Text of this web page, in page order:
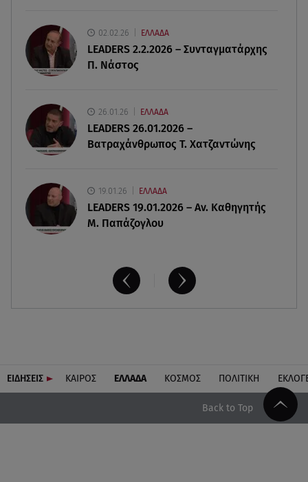
06.08.26 , 18:30
Ελενα Τσαβαλιά: Η throwback φωτογραφία της
με μπικίνι!
06.08.26 , 18:12
Τουρισμός για Όλους 2026-2027: Ποια ΑΦΜ
κάνουν σήμερα αίτηση
02.02.26 ΕΛΛΑΔΑ
LEADERS 2.2.2026 – Συνταγματάρχης
Π. Νάστος
26.01.26 ΕΛΛΑΔΑ
LEADERS 26.01.2026 –
Βατραχάνθρωπος Τ. Χατζαντώνης
19.01.26 ΕΛΛΑΔΑ
LEADERS 19.01.2026 – Αν. Καθηγητής
Μ. Παπάζογλου
ΕΙΔΗΣΕΙΣ ΚΑΙΡΟΣ ΕΛΛΑΔΑ ΚΟΣΜΟΣ ΠΟΛΙΤΙΚΗ
Back to Top